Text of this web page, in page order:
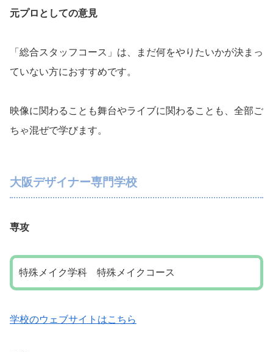
元プロとしての意見
「総合スタッフコース」は、まだ何をやりたいかが決まっ
ていない方におすすめです。
映像に関わることも舞台やライブに関わることも、全部ご
ちゃ混ぜで学びます。
大阪デザイナー専門学校
専攻
特殊メイク学科 特殊メイクコース
学校のウェブサイトはこちら